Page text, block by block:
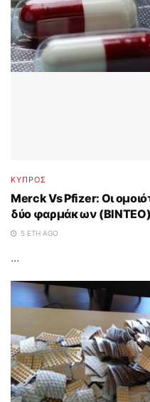
ΚΥΠΡΟΣ
Merck Vs Pfizer: Οι
δύο φαρμάκων (ΒΙΝΤΕΟ)
5 ΈΤΗ AGO
...